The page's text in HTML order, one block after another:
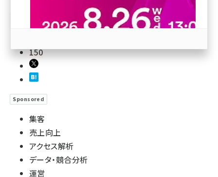
150
Sponsored
集客
売上向上
アクセス解析
データ・競合分析
運営
参加登録はこちら↑